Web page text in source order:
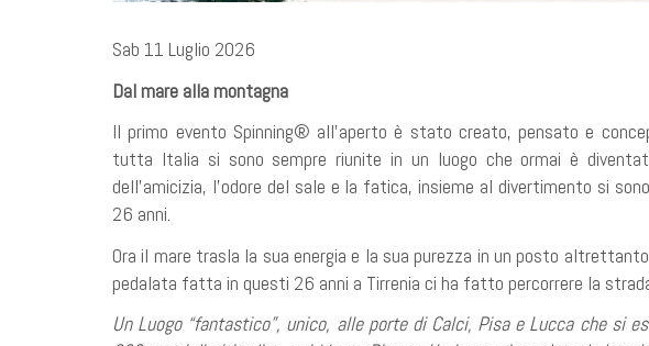
Sab 11 Luglio 2026
Dal mare alla montagna
Il primo evento Spinning® all’aperto è stato creato, pensato e
tutta Italia si sono sempre riunite in un luogo che ormai è
dell’amicizia, l’odore del sale e la fatica, insieme al divertimento si
26 anni.
Ora il mare trasla la sua energia e la sua purezza in un posto
pedalata fatta in questi 26 anni a Tirrenia ci ha fatto percorrere la
Un Luogo “fantastico”, unico, alle porte di Calci, Pisa e Lucca che si